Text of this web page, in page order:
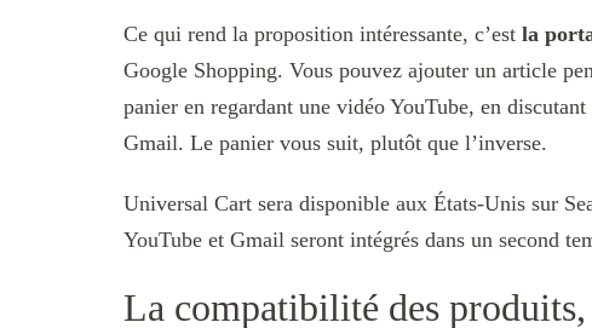
Ce qui rend la proposition intéressante, c’est la
Google Shopping. Vous pouvez ajouter un article
panier en regardant une vidéo YouTube, en
Gmail. Le panier vous suit, plutôt que l’inverse.
Universal Cart sera disponible aux États-Unis sur
YouTube et Gmail seront intégrés dans un second
La compatibilité des produits,